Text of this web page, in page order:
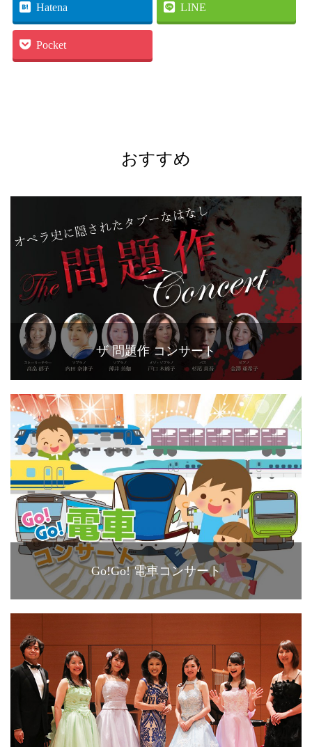
Hatena LINE
Pocket
おすすめ
ザ 問題作 コンサート
Go!Go! 電車コンサート